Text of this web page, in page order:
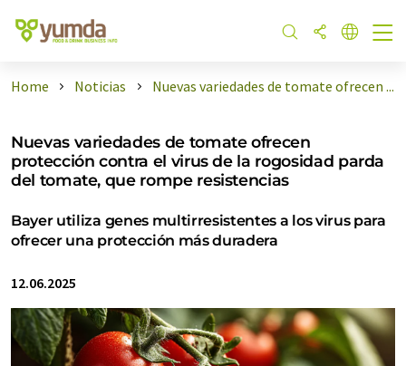
Home Noticias Nuevas variedades de tomate ofrecen ...
Nuevas variedades de tomate ofrecen
protección contra el virus de la rogosidad parda
del tomate, que rompe resistencias
Bayer utiliza genes multirresistentes a los virus para
ofrecer una protección más duradera
12.06.2025